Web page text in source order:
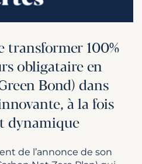
transformer 100%
obligataire en
Bond) dans
à la fois
dynamique
de l’annonce de son